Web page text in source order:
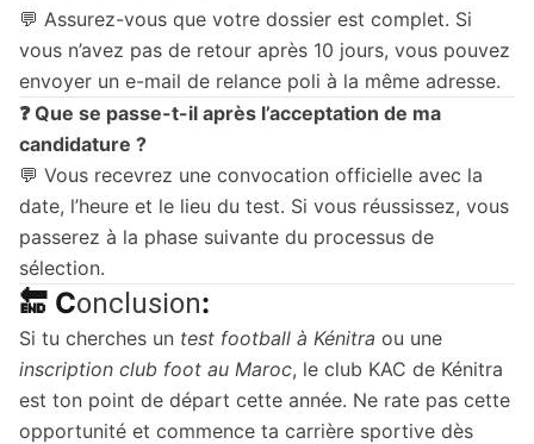
💬 Assurez-vous que votre dossier est complet. Si
vous n’avez pas de retour après 10 jours, vous pouvez
envoyer un e-mail de relance poli à la même adresse.
❓ Que se passe-t-il après l’acceptation de ma
candidature ?
💬 Vous recevrez une convocation officielle avec la
date, l’heure et le lieu du test. Si vous réussissez, vous
passerez à la phase suivante du processus de
sélection.
🔚 Conclusion:
Si tu cherches un test football à Kénitra ou une
inscription club foot au Maroc, le club KAC de Kénitra
est ton point de départ cette année. Ne rate pas cette
opportunité et commence ta carrière sportive dès